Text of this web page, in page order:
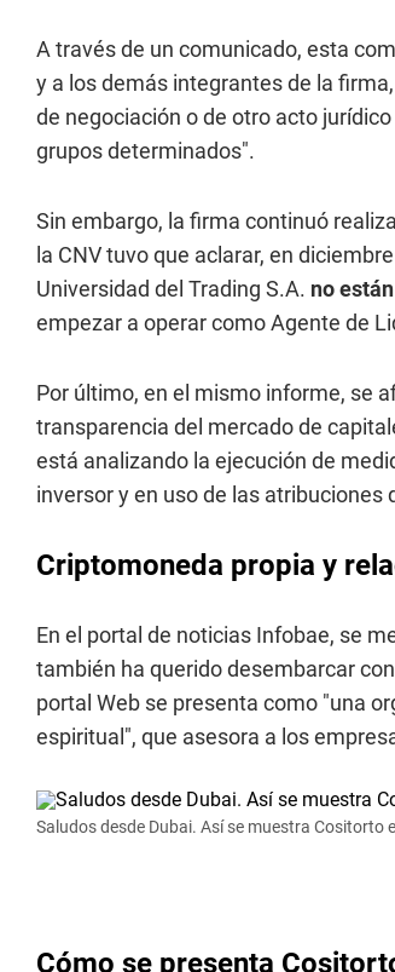
A través de un comunicado, esta
y a los demás integrantes de la
de negociación o de otro acto
grupos determinados".
Sin embargo, la firma continuó
la CNV tuvo que aclarar, en
Universidad del Trading S.A. no
empezar a operar como Agente de
Por último, en el mismo informe, se
transparencia del mercado de
está analizando la ejecución de
inversor y en uso de las atribuciones
Criptomoneda propia y
En el portal de noticias Infobae, se
también ha querido desembarcar
portal Web se presenta como "una
espiritual", que asesora a los
Saludos desde Dubai. Así se muestra
Cómo se presenta